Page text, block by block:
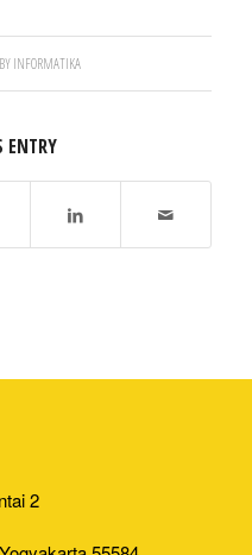
BYINFORMATIKA
ENTRY
2